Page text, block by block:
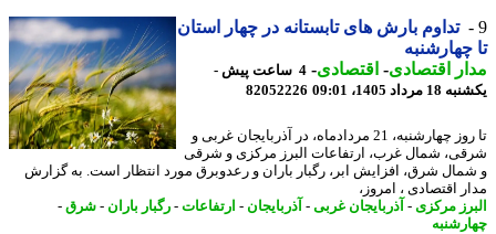
تداوم بارش های تابستانه در چهار استان
اقتصادی-اقتصادی- 4 ساعت پیش -
1405، 09:01
82052226
تا روز چهارشنبه، 21 مردادماه، در آذربایجان غربی و
شمال غرب، ارتفاعات البرز مرکزی و شرقی
شرق، افزایش ابر، رگبار باران و رعدوبرق مورد انتظار است. به گزارش
اقتصادی ، امروز،
مرکزی - آذربایجان غربی- آذربایجان-ارتفاعات-رگبار باران- شرق-